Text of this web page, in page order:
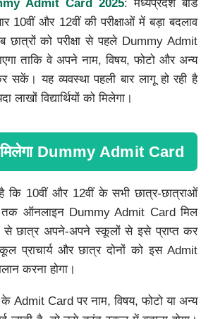
Admit Card 2025: मध्यप्रदेश बोर्ड
10वीं और 12वीं की परीक्षाओं में बड़ा बदलाव
को परीक्षा से पहले Dummy Admit
ताकि वे अपने नाम, विषय, फोटो और अन्य
सकें। यह व्यवस्था पहली बार लागू हो रही है
विद्यार्थियों को मिलेगा।
Dummy Admit Card
है कि 10वीं और 12वीं के सभी छात्र-छात्राओं
ऑनलाइन Dummy Admit Card मिल
से छात्र अपने-अपने स्कूलों से इसे प्राप्त कर
प्राचार्य और छात्र दोनों को इस Admit
करना होगा।
Admit Card पर नाम, विषय, फोटो या अन्य